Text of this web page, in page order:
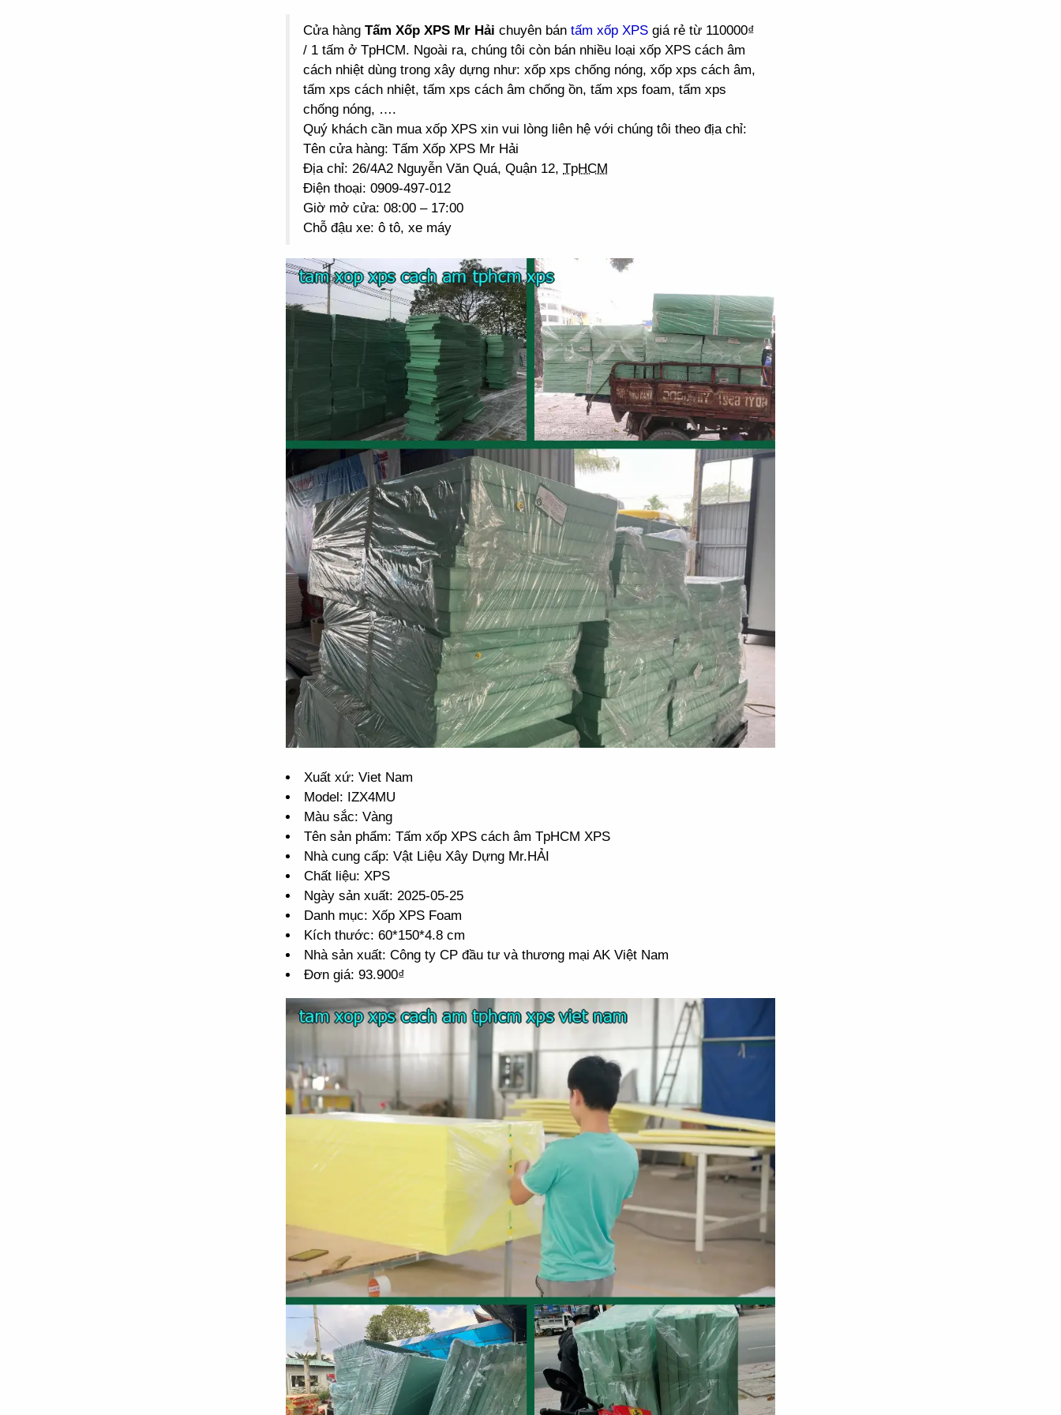
Cửa hàng Tấm Xốp XPS Mr Hải chuyên bán tấm xốp XPS giá rẻ từ 110000₫
/ 1 tấm ở TpHCM. Ngoài ra, chúng tôi còn bán nhiều loại xốp XPS cách âm
cách nhiệt dùng trong xây dựng như: xốp xps chống nóng, xốp xps cách âm,
tấm xps cách nhiệt, tấm xps cách âm chống ồn, tấm xps foam, tấm xps
chống nóng, ….
Quý khách cần mua xốp XPS xin vui lòng liên hệ với chúng tôi theo địa chỉ:
Tên cửa hàng: Tấm Xốp XPS Mr Hải
Địa chỉ: 26/4A2 Nguyễn Văn Quá, Quận 12, TpHCM
Điện thoại: 0909-497-012
Giờ mở cửa: 08:00 – 17:00
Chỗ đậu xe: ô tô, xe máy
Xuất xứ: Viet Nam
Model: IZX4MU
Màu sắc: Vàng
Tên sản phẩm: Tấm xốp XPS cách âm TpHCM XPS
Nhà cung cấp: Vật Liệu Xây Dựng Mr.HẢI
Chất liệu: XPS
Ngày sản xuất: 2025-05-25
Danh mục: Xốp XPS Foam
Kích thước: 60*150*4.8 cm
Nhà sản xuất: Công ty CP đầu tư và thương mại AK Việt Nam
Đơn giá: 93.900₫